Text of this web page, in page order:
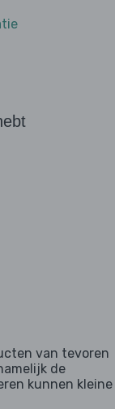
van tevoren
de
kunnen kleine